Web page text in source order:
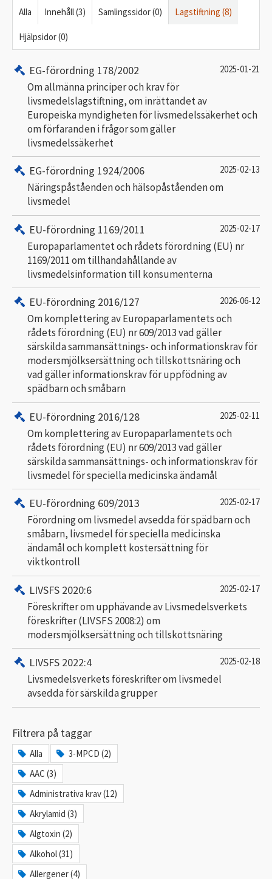
Alla Innehåll (3) Samlingssidor (0) Lagstiftning (8)
Hjälpsidor (0)
EG-förordning 178/2002 2025-01-21
Om allmänna principer och krav för
livsmedelslagstiftning, om inrättandet av
Europeiska myndigheten för livsmedelssäkerhet och
om förfaranden i frågor som gäller
livsmedelssäkerhet
EG-förordning 1924/2006 2025-02-13
Näringspåståenden och hälsopåståenden om
livsmedel
EU-förordning 1169/2011 2025-02-17
Europaparlamentet och rådets förordning (EU) nr
1169/2011 om tillhandahållande av
livsmedelsinformation till konsumenterna
EU-förordning 2016/127 2026-06-12
Om komplettering av Europaparlamentets och
rådets förordning (EU) nr 609/2013 vad gäller
särskilda sammansättnings- och informationskrav för
modersmjölksersättning och tillskottsnäring och
vad gäller informationskrav för uppfödning av
spädbarn och småbarn
EU-förordning 2016/128 2025-02-11
Om komplettering av Europaparlamentets och
rådets förordning (EU) nr 609/2013 vad gäller
särskilda sammansättnings- och informationskrav för
livsmedel för speciella medicinska ändamål
EU-förordning 609/2013 2025-02-17
Förordning om livsmedel avsedda för spädbarn och
småbarn, livsmedel för speciella medicinska
ändamål och komplett kostersättning för
viktkontroll
LIVSFS 2020:6 2025-02-17
Föreskrifter om upphävande av Livsmedelsverkets
föreskrifter (LIVSFS 2008:2) om
modersmjölksersättning och tillskottsnäring
LIVSFS 2022:4 2025-02-18
Livsmedelsverkets föreskrifter om livsmedel
avsedda för särskilda grupper
Filtrera på taggar
Alla
3-MPCD (2)
AAC (3)
Administrativa krav (12)
Akrylamid (3)
Algtoxin (2)
Alkohol (31)
Allergener (4)